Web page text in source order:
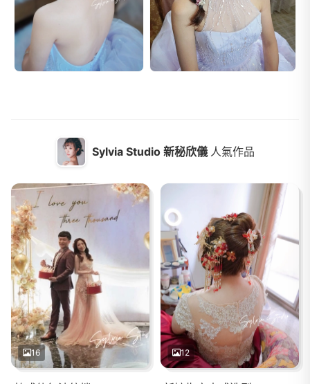
Sylvia Studio 新秘欣儀 人氣作品
16 12